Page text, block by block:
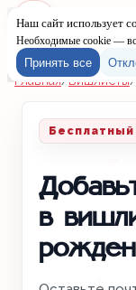
Меню
Главная/Вишлисты/
в
Наш сайт использует
Необходимые cookie —
Принять все